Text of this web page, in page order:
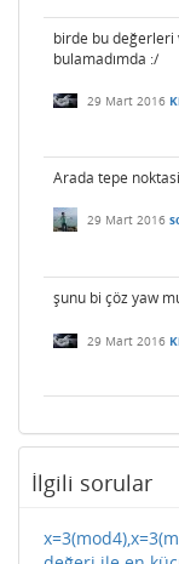
birde bu değerleri
bulamadımda :/
29 Mart 2016
Arada tepe
29 Mart 2016
şunu bi çöz yaw
29 Mart 2016
İlgili sorular